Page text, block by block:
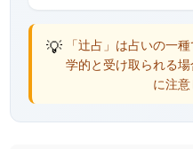
💡 「辻占」は占いの一
学的と受け取られる
に注意